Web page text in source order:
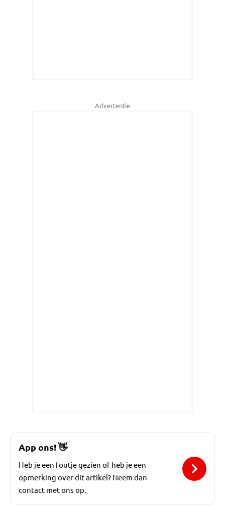
Advertentie
App ons!👋
Heb je een foutje gezien of heb je een
opmerking over dit artikel? Neem dan
contact met ons op.